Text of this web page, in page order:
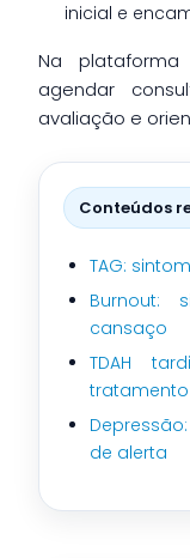
inicial e
Na plataforma
agendar
avaliação e
Conteúdos
TAG:
Burnout:
cansaço
TDAH
tratamento
de alerta